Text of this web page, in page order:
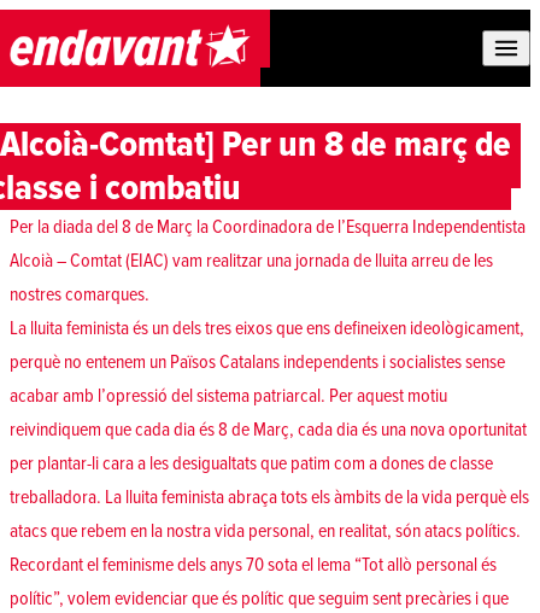
Skip to content
Comtat] Per un 8 de març de
i combatiu
Per la diada del8 de Març la Coordinadora de l’Esquerra Independentista
Alcoià – Comtat (EIAC) vam realitzar una jornada de lluita arreu de les
nostres comarques.
La lluita feminista és un dels tres eixos que ens defineixen ideològicament,
perquè no entenem un Països Catalans independents i socialistes sense
acabar amb l’opressió del sistema patriarcal. Per aquest motiu
reivindiquem que cada dia és 8 de Març, cada dia és una nova oportunitat
per plantar-li cara a les desigualtats que patim com a dones de classe
treballadora. La lluita feminista abraça tots els àmbits de la vida perquè els
atacs que rebem en la nostra vida personal, en realitat, són atacs polítics.
Recordant el feminisme dels anys 70 sota el lema “Tot allò personal és
polític”, volem evidenciar que és polític que seguim sent precàries i que